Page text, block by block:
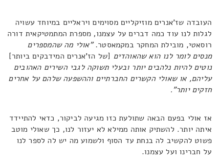
העובדה שז'אנרים מוזיקליים מסוימים ויראליים במיוחד עשויה
לגלות לנו עוד כמה דברים על עצמנו, מספרת המתמטיקאית דורה
רוסאטי, מובילת המחקר במקמאסטר."אולי מה שהמספרים
מנסים לומר לנו הוא שהאוהדים [של הז'אנרים המידבקים ביותר]
נוטים להיות נלהבים יותר ובעלי תשוקה לגבי השירים האהובים
עליהם, או שאולי הקשרים החברתיים וההשפעה שלהם על אחרים
חזקים יותר".
אז אולי בפעם הבאה שתולעת כזו מגיעה לביקור, כדאי להתיידד
איתה יותר. להשתיק אותה ממילא לא יעזור לנו, כך שאולי מוטב
פשוט להקשיב לה בנחת עד הסוף ולשמוע מה יש לה לספר לנו
על חברינו ועל עצמנו.